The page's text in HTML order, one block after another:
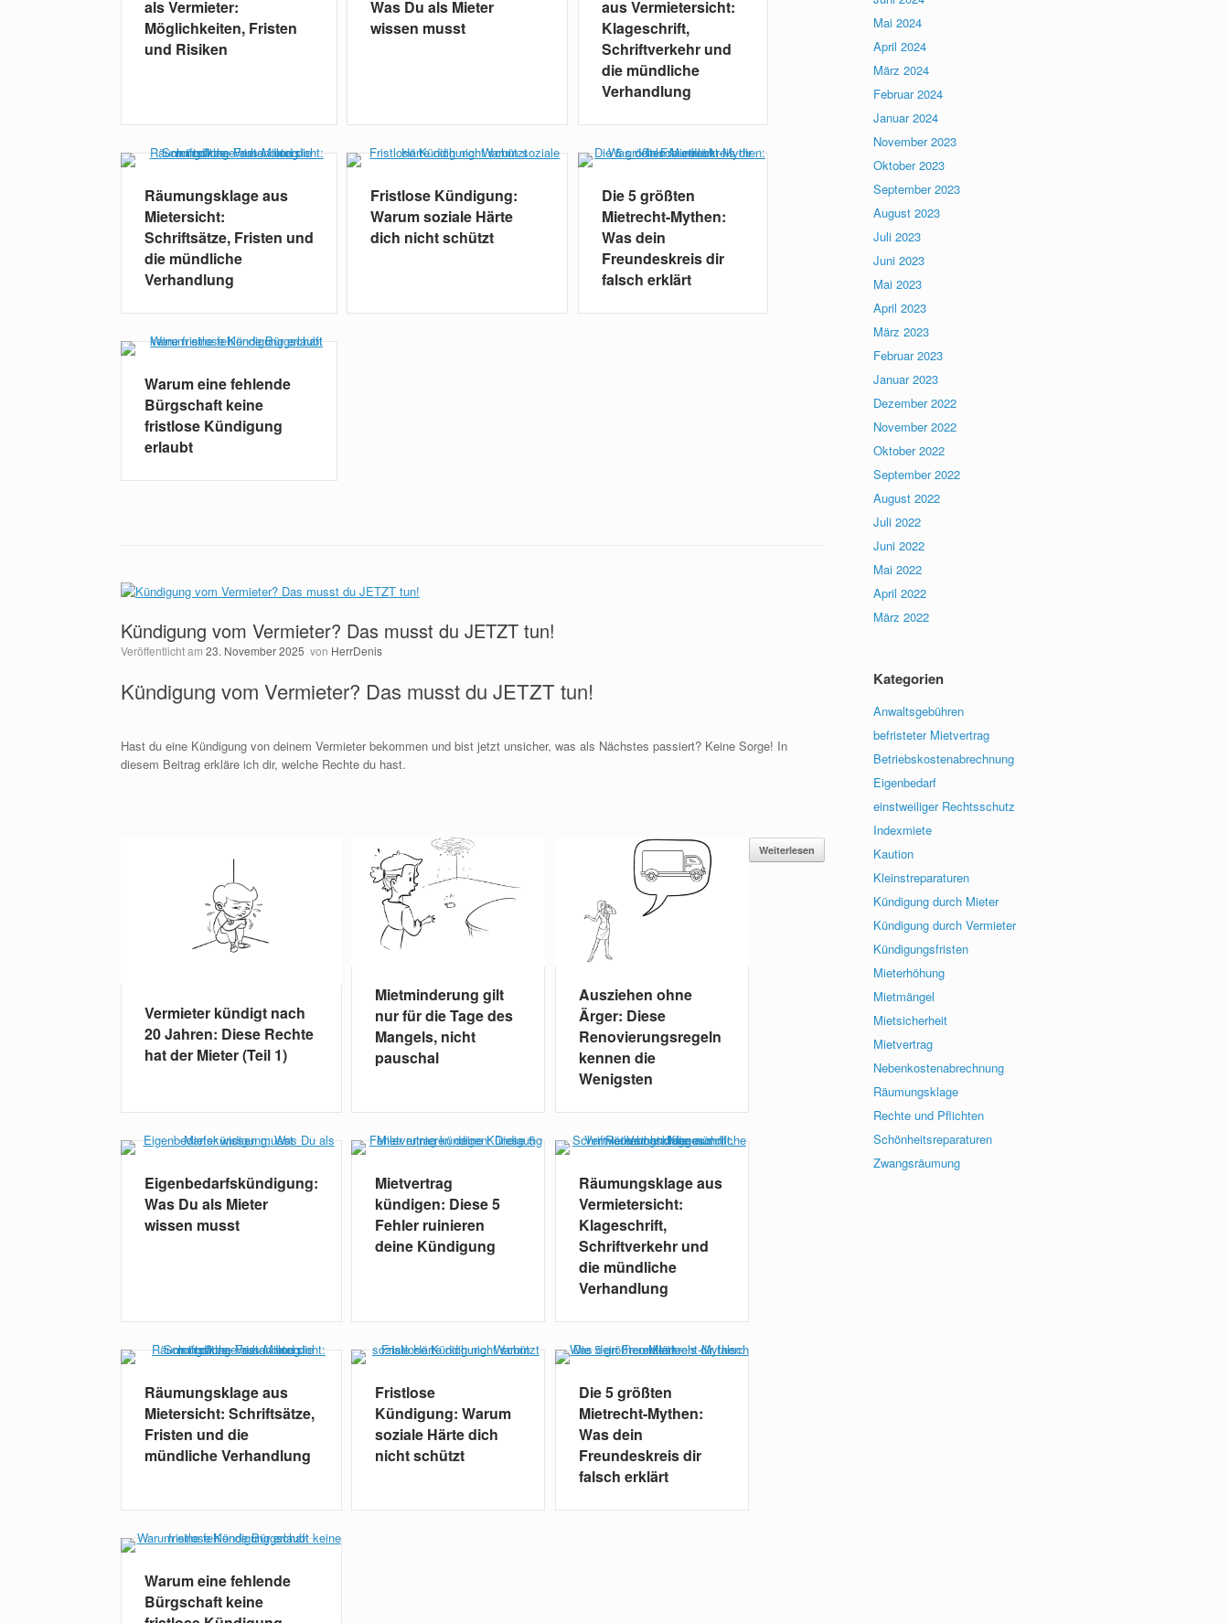
als Vermieter:
Möglichkeiten, Fristen
und Risiken
Was Du als Mieter
wissen musst
aus Vermietersicht:
Klageschrift,
Schriftverkehr und
die mündliche
Verhandlung
Räumungsklage aus
Mietersicht:
Schriftsätze, Fristen und
die mündliche
Verhandlung
Fristlose Kündigung:
Warum soziale Härte
dich nicht schützt
Die 5 größten
Mietrecht-Mythen:
Was dein
Freundeskreis dir
falsch erklärt
Warum eine fehlende
Bürgschaft keine
fristlose Kündigung
erlaubt
Kündigung vom Vermieter? Das musst du JETZT tun!
Veröffentlicht am 23. November 2025 von HerrDenis
Kündigung vom Vermieter? Das musst du JETZT tun!
Hast du eine Kündigung von deinem Vermieter bekommen und bist jetzt unsicher, was als Nächstes passiert? Keine Sorge! In
diesem Beitrag erkläre ich dir, welche Rechte du hast.
Weiterlesen
Vermieter kündigt nach
20 Jahren: Diese Rechte
hat der Mieter (Teil 1)
Mietminderung gilt
nur für die Tage des
Mangels, nicht
pauschal
Ausziehen ohne
Ärger: Diese
Renovierungsregeln
kennen die
Wenigsten
Eigenbedarfskündigung:
Was Du als Mieter
wissen musst
Mietvertrag
kündigen: Diese 5
Fehler ruinieren
deine Kündigung
Räumungsklage aus
Vermietersicht:
Klageschrift,
Schriftverkehr und
die mündliche
Verhandlung
Räumungsklage aus
Mietersicht: Schriftsätze,
Fristen und die
mündliche Verhandlung
Fristlose
Kündigung: Warum
soziale Härte dich
nicht schützt
Die 5 größten
Mietrecht-Mythen:
Was dein
Freundeskreis dir
falsch erklärt
Warum eine fehlende
Bürgschaft keine
Mai 2024
April 2024
März 2024
Februar 2024
Januar 2024
November 2023
Oktober 2023
September 2023
August 2023
Juli 2023
Juni 2023
Mai 2023
April 2023
März 2023
Februar 2023
Januar 2023
Dezember 2022
November 2022
Oktober 2022
September 2022
August 2022
Juli 2022
Juni 2022
Mai 2022
April 2022
März 2022
Kategorien
Anwaltsgebühren
befristeter Mietvertrag
Betriebskostenabrechnung
Eigenbedarf
einstweiliger Rechtsschutz
Indexmiete
Kaution
Kleinstreparaturen
Kündigung durch Mieter
Kündigung durch Vermieter
Kündigungsfristen
Mieterhöhung
Mietmängel
Mietsicherheit
Mietvertrag
Nebenkostenabrechnung
Räumungsklage
Rechte und Pflichten
Schönheitsreparaturen
Zwangsräumung